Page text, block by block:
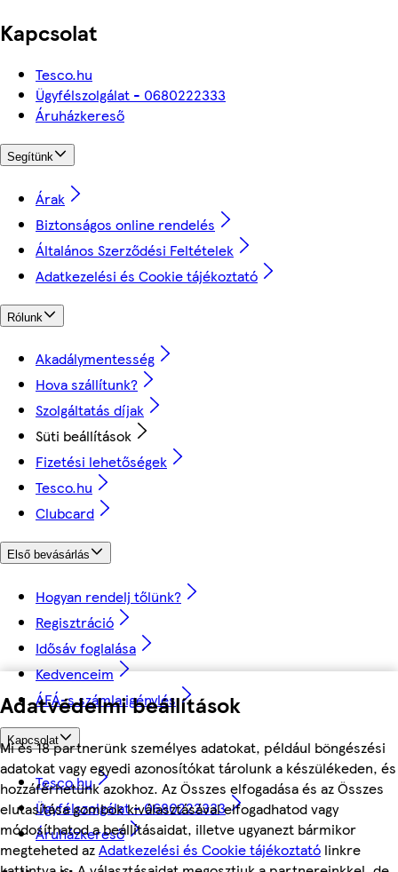
Adatvédelmi beállítások
Mi és 18 partnerünk személyes adatokat, például böngészési
adatokat vagy egyedi azonosítókat tárolunk a készülékeden, és
hozzáférhetünk azokhoz. Az Összes elfogadása és az Összes
elutasítása gombok kiválasztásával elfogadhatod vagy
módosíthatod a beállításaidat, illetve ugyanezt bármikor
megteheted azAdatkezelési és Cookie tájékoztató linkre
Kapcsolat
Tesco.hu
Ügyfélszolgálat - 0680222333
Áruházkereső
Segítünk
Árak
Biztonságos online rendelés
Általános Szerződési Feltételek
Adatkezelési és Cookie tájékoztató
Rólunk
Akadálymentesség
Hova szállítunk?
Szolgáltatás díjak
Süti beállítások
Fizetési lehetőségek
Tesco.hu
Clubcard
Első bevásárlás
Hogyan rendelj tőlünk?
Regisztráció
Idősáv foglalása
Kedvenceim
ÁFÁ-s számla igénylés
Kapcsolat
Tesco.hu
Ügyfélszolgálat - 0680222333
Áruházkereső